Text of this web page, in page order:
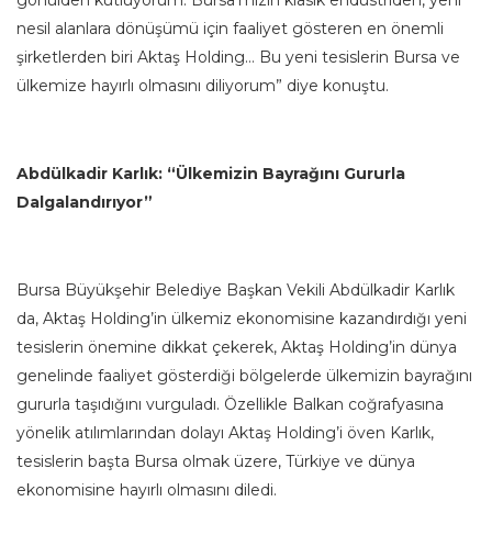
nesil alanlara dönüşümü için faaliyet gösteren en önemli
şirketlerden biri Aktaş Holding… Bu yeni tesislerin Bursa ve
ülkemize hayırlı olmasını diliyorum” diye konuştu.
Abdülkadir Karlık: “Ülkemizin Bayrağını Gururla
Dalgalandırıyor”
Bursa Büyükşehir Belediye Başkan Vekili Abdülkadir Karlık
da, Aktaş Holding’in ülkemiz ekonomisine kazandırdığı yeni
tesislerin önemine dikkat çekerek, Aktaş Holding’in dünya
genelinde faaliyet gösterdiği bölgelerde ülkemizin bayrağını
gururla taşıdığını vurguladı. Özellikle Balkan coğrafyasına
yönelik atılımlarından dolayı Aktaş Holding’i öven Karlık,
tesislerin başta Bursa olmak üzere, Türkiye ve dünya
ekonomisine hayırlı olmasını diledi.